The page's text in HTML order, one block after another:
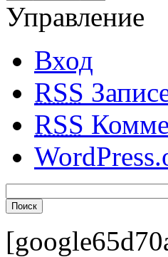
Управление
Вход
RSS
RSS